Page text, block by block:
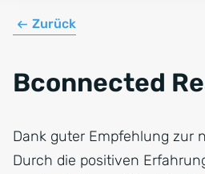
Zurück
Bconnected
Dank guter Empfehlung zur
Durch die positiven